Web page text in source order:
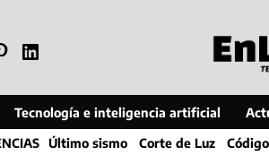
Linkedin
Tecnología e inteligencia artificial
Último sismo Corte de Luz